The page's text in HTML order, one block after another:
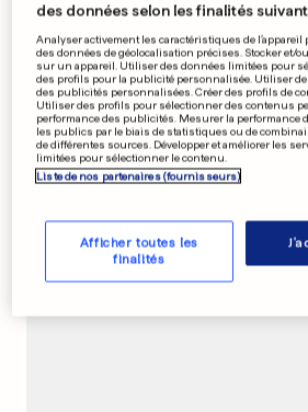
TOURISME AU
Les
Martelange
0 0
PUBLICITÉ
des données selon les finalités
Analyser activement les caractéristiques de
des données de géolocalisation précises. Stocker et/
sur un appareil. Utiliser des données limitées pour
des profils pour la publicité personnalisée. Utiliser
des publicités personnalisées. Créer des profils de
Utiliser des profils pour sélectionner des contenus
performance des publicités. Mesurer la performance
les publics par le biais de statistiques ou de
de différentes sources. Développer et améliorer les
limitées pour sélectionner le contenu.
Liste de nos partenaires (fournisseurs)
Afficher toutes les
finalités